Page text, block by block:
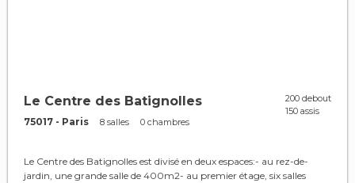
Le Centre des Batignolles
75017 - Paris 8 salles 0 chambres
200 debout
150 assis
Le Centre des Batignolles est divisé en deux espaces:- au rez-de-
jardin, une grande salle de 400m2- au premier étage, six salles